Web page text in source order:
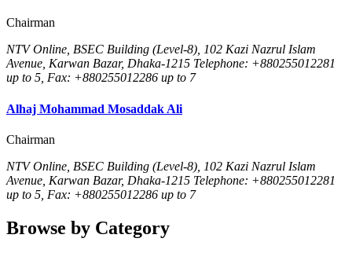
Chairman
NTV Online, BSEC Building (Level-8), 102 Kazi Nazrul Islam
Avenue, Karwan Bazar, Dhaka-1215 Telephone: +880255012281
up to 5, Fax: +880255012286 up to 7
Alhaj Mohammad Mosaddak Ali
Chairman
NTV Online, BSEC Building (Level-8), 102 Kazi Nazrul Islam
Avenue, Karwan Bazar, Dhaka-1215 Telephone: +880255012281
up to 5, Fax: +880255012286 up to 7
Browse by Category